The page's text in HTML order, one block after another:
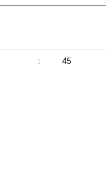
: 45